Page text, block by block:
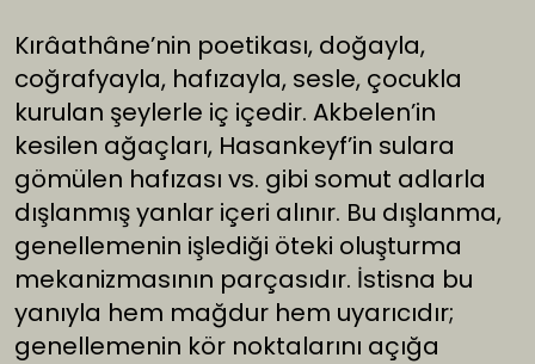
Kırâathâne’nin poetikası, doğayla,
coğrafyayla, hafızayla, sesle, çocukla
kurulan şeylerle iç içedir. Akbelen’in
kesilen ağaçları, Hasankeyf’in sulara
gömülen hafızası vs. gibi somut adlarla
dışlanmış yanlar içeri alınır. Bu dışlanma,
genellemenin işlediği öteki oluşturma
mekanizmasının parçasıdır. İstisna bu
yanıyla hem mağdur hem uyarıcıdır;
genellemenin kör noktalarını açığa